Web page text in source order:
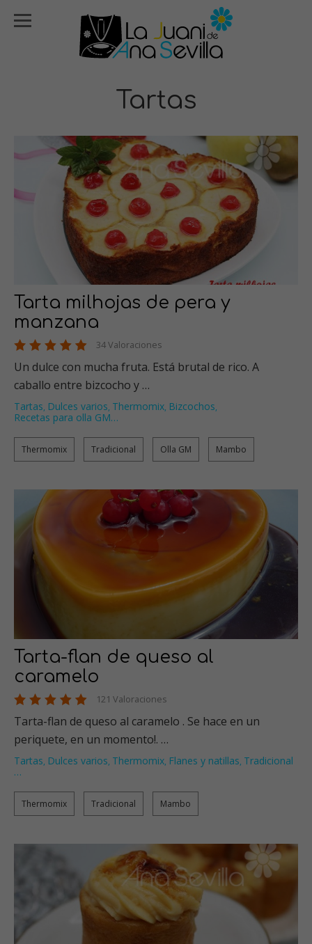
Tartas
Tarta milhojas de pera y
manzana
34 Valoraciones
Un dulce con mucha fruta. Está brutal de rico. A
caballo entre bizcocho y …
Tartas, Dulces varios, Thermomix, Bizcochos,
Recetas para olla GM…
Thermomix Tradicional Olla GM Mambo
Tarta-flan de queso al
caramelo
121 Valoraciones
Tarta-flan de queso al caramelo . Se hace en un
periquete, en un momento!. …
Tartas, Dulces varios, Thermomix, Flanes y natillas, Tradicional
…
Thermomix Tradicional Mambo